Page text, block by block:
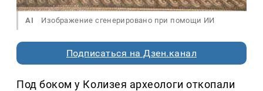
AI Изображение сгенерировано при помощи ИИ
Подписаться на Дзен.канал
Под боком у Колизея археологи откопали